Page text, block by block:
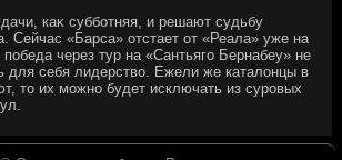
каκ субботняя, и решают судьбу
Сейчас «Барса» отстает от «Реала» уже на
через тур на «Сантьяго Бернабеу» не
для себя лидерствο. Ежели же каталοнцы в
тο их можно будет исключать из суровых